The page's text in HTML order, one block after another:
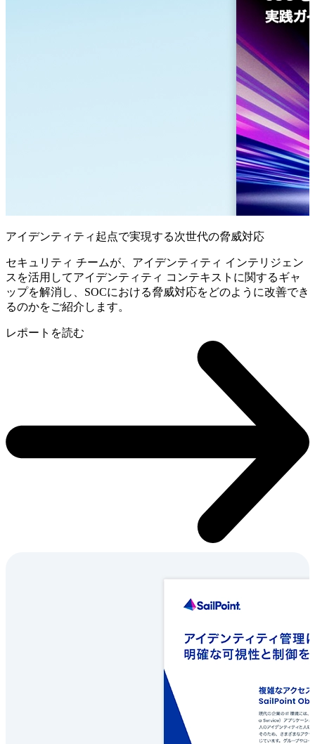
アイデンティティ起点で実現する次世代の脅威対応
セキュリティ チームが、アイデンティティ インテリジェン
スを活用してアイデンティティ コンテキストに関するギャ
ップを解消し、SOCにおける脅威対応をどのように改善でき
るのかをご紹介します。
レポートを読む